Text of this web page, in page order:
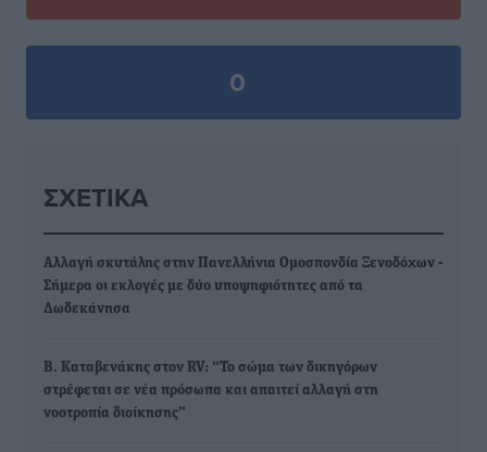
0
ΣΧΕΤΙΚΆ
Αλλαγή σκυτάλης στην Πανελλήνια Ομοσπονδία Ξενοδόχων -
Σήμερα οι εκλογές με δύο υποψηφιότητες από τα
Δωδεκάνησα
Β. Καταβενάκης στον RV: “Το σώμα των δικηγόρων
στρέφεται σε νέα πρόσωπα και απαιτεί αλλαγή στη
νοοτροπία διοίκησης”